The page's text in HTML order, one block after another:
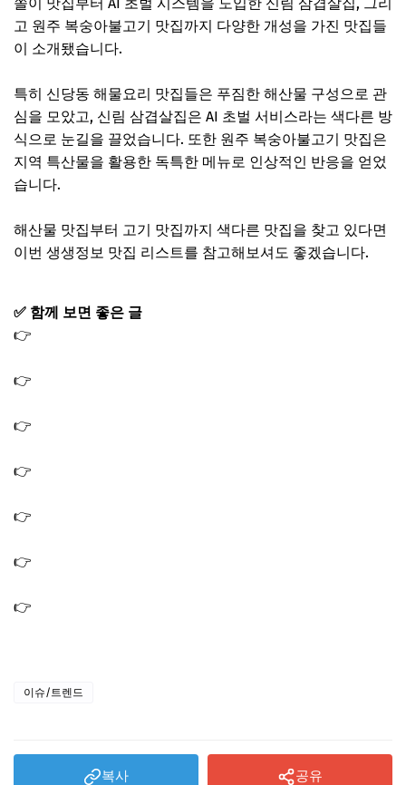
고 원주 복숭아불고기 맛집까지 다양한 개성을 가진 맛집들
이 소개됐습니다.
특히 신당동 해물요리 맛집들은 푸짐한 해산물 구성으로 관
심을 모았고, 신림 삼겹살집은 AI 초벌 서비스라는 색다른 방
식으로 눈길을 끌었습니다. 또한 원주 복숭아불고기 맛집은
지역 특산물을 활용한 독특한 메뉴로 인상적인 반응을 얻었
습니다.
해산물 맛집부터 고기 맛집까지 색다른 맛집을 찾고 있다면
이번 생생정보 맛집 리스트를 참고해보셔도 좋겠습니다.
✅ 함께 보면 좋은 글
👉
👉
👉
👉
👉
👉
👉
이슈/트렌드
복사 공유